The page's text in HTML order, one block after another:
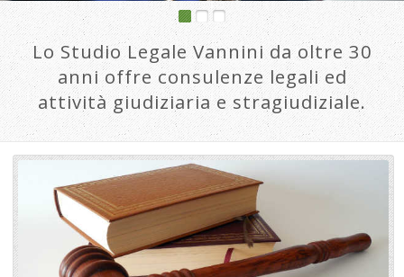
Lo Studio Legale Vannini da oltre 30
anni offre consulenze legali ed
attività giudiziaria e stragiudiziale.